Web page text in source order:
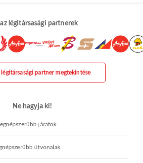
légitársasági partnerek
légitársasági partner megtekintése
Ne hagyja ki!
járatok
útvonalak